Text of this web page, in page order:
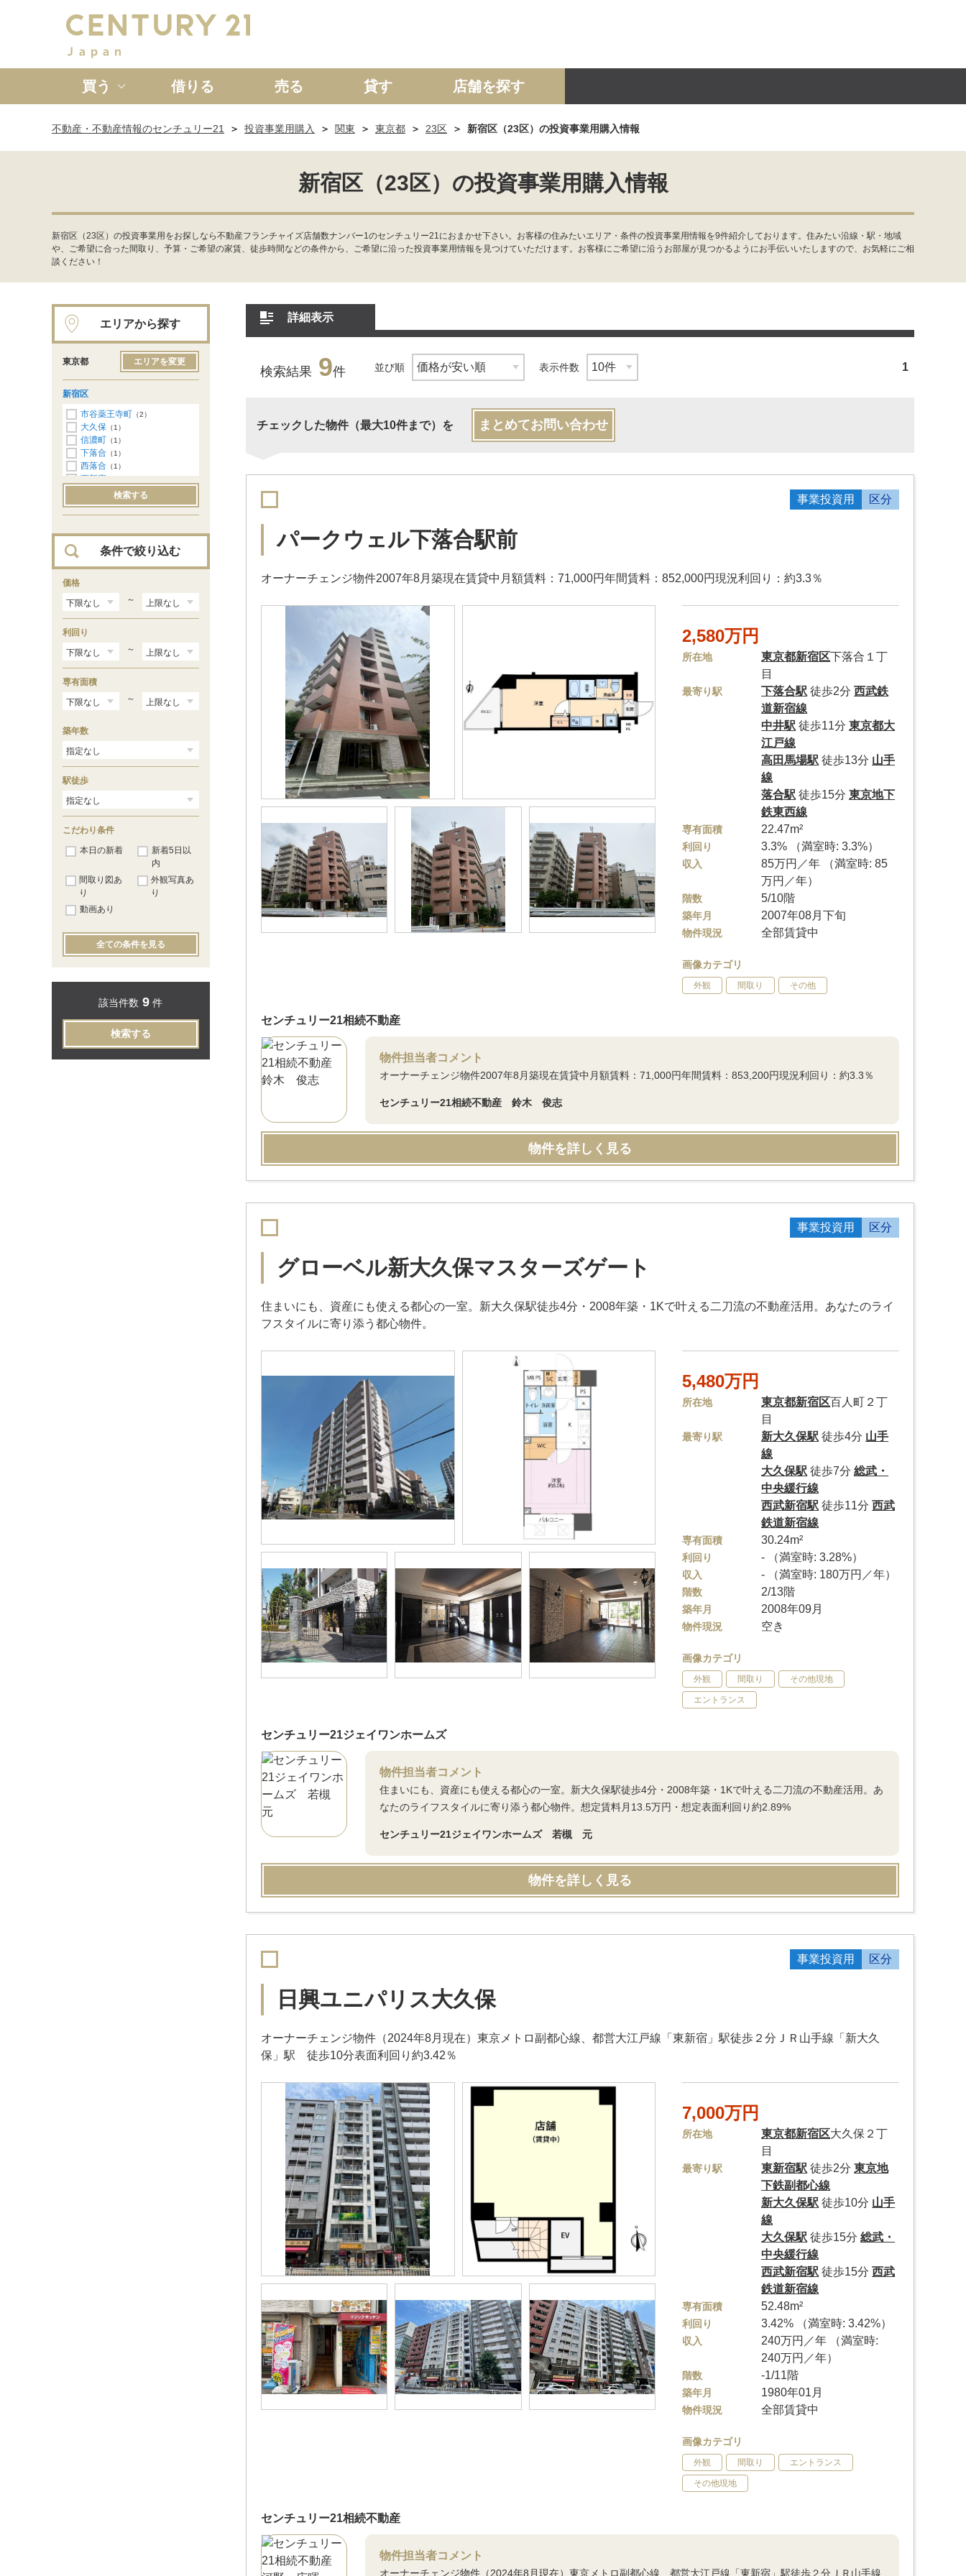
買う
新築一戸建て 中古一戸建て マンション 土地 事業投資用
借りる 売る 貸す 店舗を探す
不動産・不動産情報のセンチュリー21 投資事業用購入 関東 東京都 23区 新宿区（23区）の投資事業用購入情報
新宿区（23区）の投資事業用購入情報
新宿区（23区）の投資事業用をお探しなら不動産フランチャイズ店舗数ナンバー1のセンチュリー21におまかせ下さい。お客様の住みたいエリア・条件の投資事業用情報を9件紹介しております。住みたい沿線・駅・地域
や、ご希望に合った間取り、予算・ご希望の家賃、徒歩時間などの条件から、ご希望に沿った投資事業用情報を見つけていただけます。お客様にご希望に沿うお部屋が見つかるようにお手伝いいたしますので、お気軽にご相
談ください！
詳細表示
検索結果 9件 並び順 表示件数 1
チェックした物件（最大10件まで）を まとめてお問い合わせ
事業投資用 区分
パークウェル下落合駅前
オーナーチェンジ物件2007年8月築現在賃貸中月額賃料：71,000円年間賃料：852,000円現況利回り：約3.3％
2,580万円
所在地 東京都新宿区下落合１丁
目
最寄り駅 下落合駅 徒歩2分西武鉄
道新宿線
中井駅 徒歩11分東京都大
江戸線
高田馬場駅 徒歩13分 山手
線
落合駅 徒歩15分東京地下
鉄東西線
専有面積 22.47m²
利回り 3.3% （満室時: 3.3%）
収入
85万円／年 （満室時: 85
万円／年）
階数 5/10階
築年月 2007年08月下旬
物件現況 全部賃貸中
画像カテゴリ
外観 間取り その他
センチュリー21相続不動産
物件担当者コメント
オーナーチェンジ物件2007年8月築現在賃貸中月額賃料：71,000円年間賃料：853,200円現況利回り：約3.3％
センチュリー21相続不動産 鈴木 俊志
物件を詳しく見る
事業投資用 区分
グローベル新大久保マスターズゲート
住まいにも、資産にも使える都心の一室。新大久保駅徒歩4分・2008年築・1Kで叶える二刀流の不動産活用。あなたのライ
フスタイルに寄り添う都心物件。
5,480万円
所在地 東京都新宿区百人町２丁
目
最寄り駅 新大久保駅 徒歩4分 山手
線
大久保駅 徒歩7分総武・
中央緩行線
西武新宿駅 徒歩11分西武
鉄道新宿線
専有面積 30.24m²
利回り - （満室時: 3.28%）
収入 - （満室時: 180万円／年）
階数 2/13階
築年月 2008年09月
物件現況 空き
画像カテゴリ
外観 間取り その他現地
エントランス
センチュリー21ジェイワンホームズ
物件担当者コメント
住まいにも、資産にも使える都心の一室。新大久保駅徒歩4分・2008年築・1Kで叶える二刀流の不動産活用。あ
なたのライフスタイルに寄り添う都心物件。想定賃料月13.5万円・想定表面利回り約2.89%
センチュリー21ジェイワンホームズ 若槻 元
物件を詳しく見る
事業投資用 区分
日興ユニパリス大久保
オーナーチェンジ物件（2024年8月現在）東京メトロ副都心線、都営大江戸線「東新宿」駅徒歩２分ＪＲ山手線「新大久
保」駅 徒歩10分表面利回り約3.42％
7,000万円
所在地 東京都新宿区大久保２丁
目
最寄り駅 東新宿駅 徒歩2分東京地
下鉄副都心線
新大久保駅 徒歩10分 山手
線
大久保駅 徒歩15分総武・
中央緩行線
西武新宿駅 徒歩15分西武
鉄道新宿線
専有面積 52.48m²
利回り 3.42% （満室時: 3.42%）
収入
240万円／年 （満室時:
240万円／年）
階数 -1/11階
築年月 1980年01月
物件現況 全部賃貸中
画像カテゴリ
外観 間取り エントランス
その他現地
センチュリー21相続不動産
物件担当者コメント
オーナーチェンジ物件（2024年8月現在）東京メトロ副都心線、都営大江戸線「東新宿」駅徒歩２分ＪＲ山手線
エリアから探す
東京都 エリアを変更
新宿区
市谷薬王寺町 （2）
大久保 （1）
信濃町 （1）
下落合 （1）
西落合 （1）
西新宿
西早稲田（1）
百人町（1）
検索する
条件で絞り込む
価格
～
利回り
～
専有面積
～
築年数
駅徒歩
こだわり条件
本日の新着
新着5日以
内
間取り図あ
り
外観写真あ
り
動画あり
全ての条件を見る
該当件数 9 件
検索する